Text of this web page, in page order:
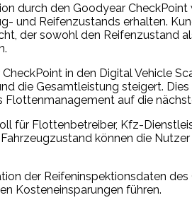
durch den Goodyear
und Reifenzustands erhalten.
der sowohl den Reifenzustand
in den Digital Vehicle
die Gesamtleistung steigert.
auf die
für Flottenbetreiber, Kfz-
können die
der Reifeninspektionsdaten
Kosteneinsparungen führen.